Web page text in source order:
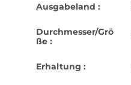
Ausgabeland :
Durchmesser/Grö
ße :
Erhaltung :